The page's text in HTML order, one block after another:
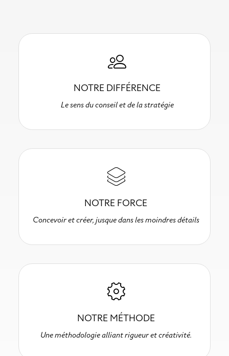
NOTRE DIFFÉRENCE
Le sens du conseil et de la stratégie
NOTRE FORCE
Concevoir et créer, jusque dans les moindres détails
NOTRE MÉTHODE
Une méthodologie alliant rigueur et créativité.